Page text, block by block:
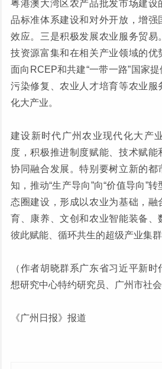
粤港澳大湾区农产品批发市场建设
品标准体系建设和对外开放，增强
效应。三是积极发展农业服务贸易
技资源富集和在相关产业领域的优
面向RCEP和共建“一带一路”国家
污染修复、农业人才培育等农业服
化大产业。
建设新时代广州农业现代化大产
度，积极推进制度赋能、技术赋
协同融合发展。特别要树立新的都
知，推动“生产导向”向“价值导向”
态圈建设，形成以农业为基础，融
育、康养、文创和农业智能装备、
彼此赋能、循环共生的超级产业集群
（作者胡晓群系广东省习近平新
想研究中心特约研究员、广州市社会
《广州日报》报道